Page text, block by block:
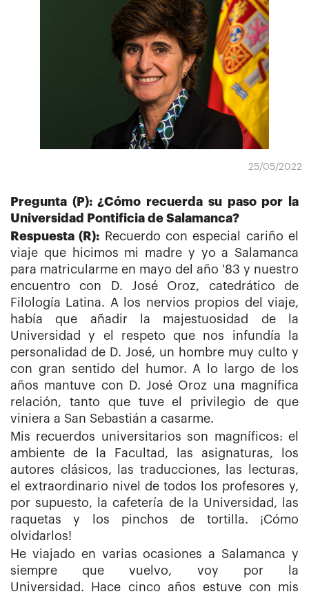
25/05/2022
Pregunta (P): ¿Cómo recuerda su paso por la
Universidad Pontificia de Salamanca?
Respuesta (R): Recuerdo con especial cariño el
viaje que hicimos mi madre y yo a Salamanca
para matricularme en mayo del año '83 y nuestro
encuentro con D. José Oroz, catedrático de
Filología Latina. A los nervios propios del viaje,
había que añadir la majestuosidad de la
Universidad y el respeto que nos infundía la
personalidad de D. José, un hombre muy culto y
con gran sentido del humor. A lo largo de los
años mantuve con D. José Oroz una magnífica
relación, tanto que tuve el privilegio de que
viniera a San Sebastián a casarme.
Mis recuerdos universitarios son magníficos: el
ambiente de la Facultad, las asignaturas, los
autores clásicos, las traducciones, las lecturas,
el extraordinario nivel de todos los profesores y,
por supuesto, la cafetería de la Universidad, las
raquetas y los pinchos de tortilla. ¡Cómo
olvidarlos!
He viajado en varias ocasiones a Salamanca y
siempre que vuelvo, voy por la
Universidad. Hace cinco años estuve con mis